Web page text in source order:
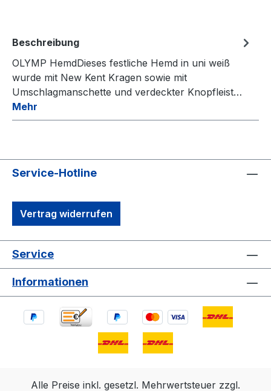
Beschreibung
OLYMP HemdDieses festliche Hemd in uni weiß
wurde mit New Kent Kragen sowie mit
Umschlagmanschette und verdeckter Knopfleist…
Mehr
Service-Hotline
Vertrag widerrufen
Service
Informationen
Alle Preise inkl. gesetzl. Mehrwertsteuer zzgl.